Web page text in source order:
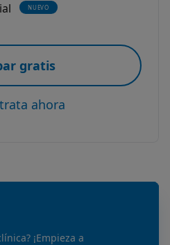
NUEVO
gratis
ahora
¡Empieza a